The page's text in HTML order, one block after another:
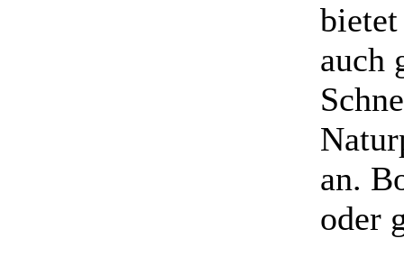
auch
an.
oder